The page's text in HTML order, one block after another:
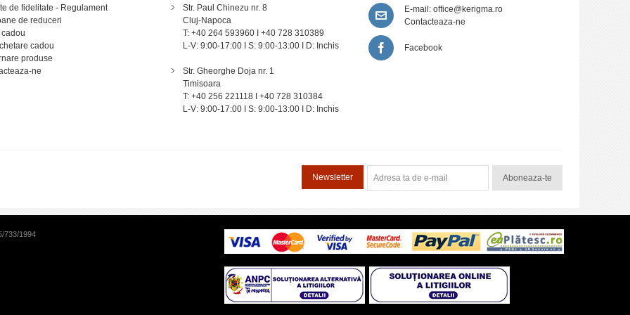
de fidelitate - Regulament
de reduceri
cadou
produse
ne
Str. Paul Chinezu nr. 8
Cluj-Napoca
T: +40 264 593960 I +40 728 310389
L-V: 9:00-17:00 I S: 9:00-13:00 I D: Inchis
Str. Gheorghe Doja nr. 1
Timisoara
T: +40 256 221118 I +40 728 310384
L-V: 9:00-17:00 I S: 9:00-13:00 I D: Inchis
E-mail: office@kerigma.ro
Contacteaza-ne
Facebook
Newsletter Aboneaza-te
733/1994